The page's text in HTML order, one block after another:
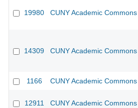
19980 CUNY Academic Commons
14309 CUNY Academic Commons
1166 CUNY Academic Commons
12911 CUNY Academic Commons